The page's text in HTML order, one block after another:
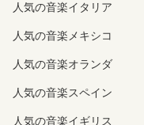
人気の音楽イタリア
人気の音楽メキシコ
人気の音楽オランダ
人気の音楽スペイン
人気の音楽イギリス